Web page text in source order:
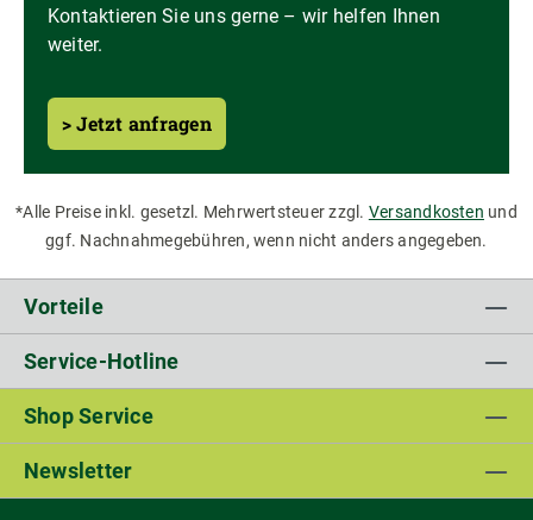
Kontaktieren Sie uns gerne – wir helfen Ihnen
weiter.
> Jetzt anfragen
*Alle Preise inkl. gesetzl. Mehrwertsteuer zzgl. Versandkosten und
ggf. Nachnahmegebühren, wenn nicht anders angegeben.
Vorteile
Service-Hotline
Shop Service
Newsletter